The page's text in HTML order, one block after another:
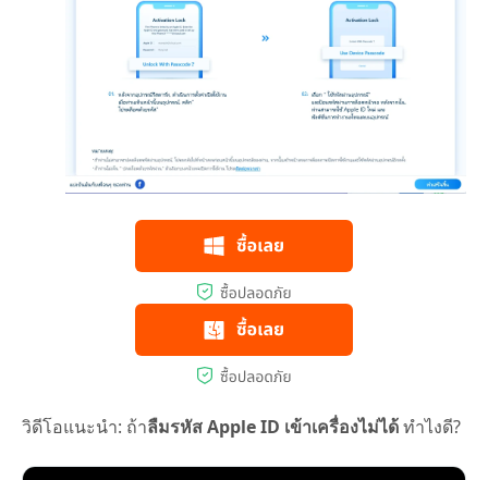
วิดีโอแนะนำ: ถ้าลืมรหัส Apple ID เข้าเครื่องไม่ได้ทำไงดี?